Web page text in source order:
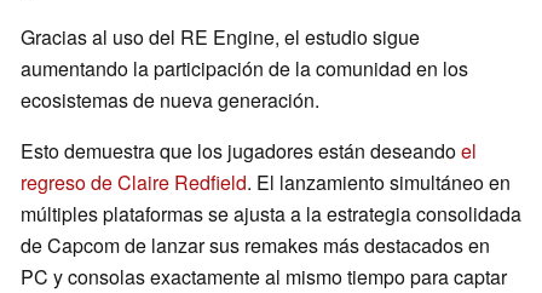
Gracias al uso del RE Engine, el estudio sigue
aumentando la participación de la comunidad en los
ecosistemas de nueva generación.
Esto demuestra que los jugadores están deseandoel
regreso de Claire Redfield. El lanzamiento simultáneo en
múltiples plataformas se ajusta a la estrategia consolidada
de Capcom de lanzar sus remakes más destacados en
PC y consolas exactamente al mismo tiempo para captar